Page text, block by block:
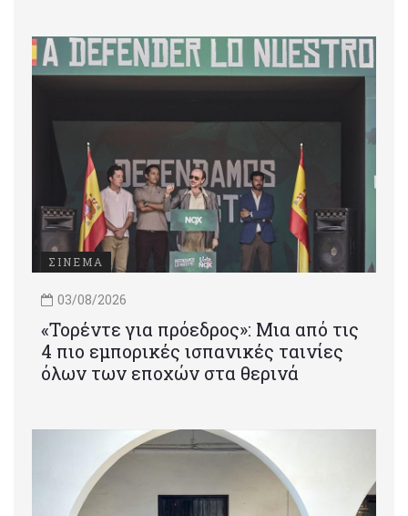
ΣΙΝΕΜΑ
03/08/2026
«Τορέντε για πρόεδρος»: Mια από τις
4 πιο εμπορικές ισπανικές ταινίες
όλων των εποχών στα θερινά